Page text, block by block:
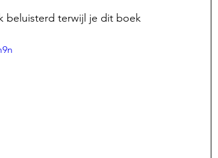
beluisterd terwijl je dit boek